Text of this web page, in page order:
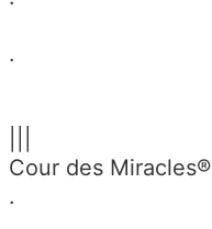
.
Cour des Miracles®
.